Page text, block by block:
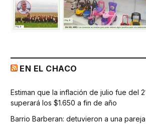
EN EL CHACO
Estiman que la inflación de julio fue del
superará los $1.650 a fin de año
Barrio Barberan: detuvieron a una